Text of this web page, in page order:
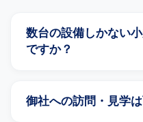
数台の設備しかない
ですか？
御社への訪問・見学